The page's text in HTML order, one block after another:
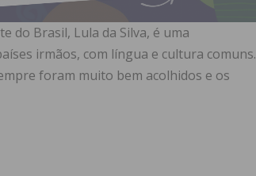
do Brasil, Lula da Silva, é uma
irmãos, com língua e cultura comuns.
foram muito bem acolhidos e os